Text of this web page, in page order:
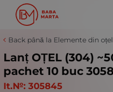
Back până la Elemente din oțel
Lanț OȚEL (304)
pachet 10 buc
It.№: 305845